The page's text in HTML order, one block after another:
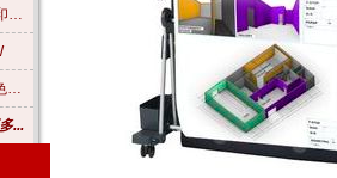
HP CP M553n 彩色雷射印表機
Canon iR C3020數位彩色影印機
...